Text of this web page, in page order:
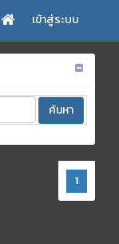
เข้าสู่ระบบ
1